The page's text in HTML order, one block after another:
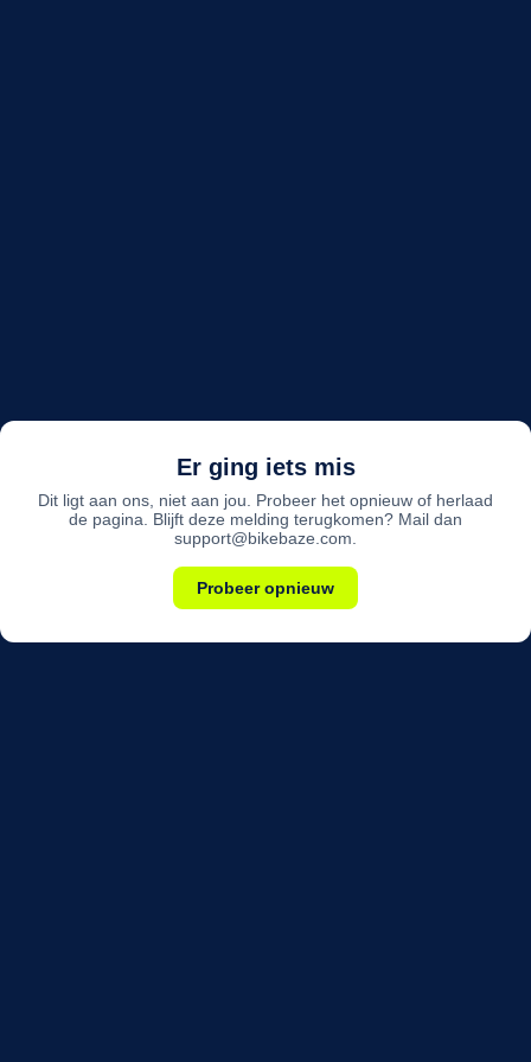
Er ging iets mis
Dit ligt aan ons, niet aan jou. Probeer het opnieuw of herlaad
de pagina. Blijft deze melding terugkomen? Mail dan
support@bikebaze.com.
Probeer opnieuw